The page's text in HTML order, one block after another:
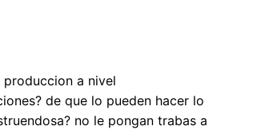
produccion a nivel
de que lo pueden hacer lo
no le pongan trabas a